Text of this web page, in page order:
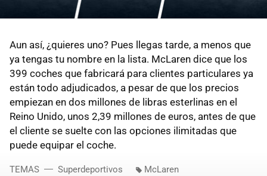
Aun así, ¿quieres uno? Pues llegas tarde, a menos que
ya tengas tu nombre en la lista. McLaren dice que los
399 coches que fabricará para clientes particulares ya
están todo adjudicados, a pesar de que los precios
empiezan en dos millones de libras esterlinas en el
Reino Unido, unos 2,39 millones de euros, antes de que
el cliente se suelte con las opciones ilimitadas que
puede equipar el coche.
TEMAS Superdeportivos McLaren